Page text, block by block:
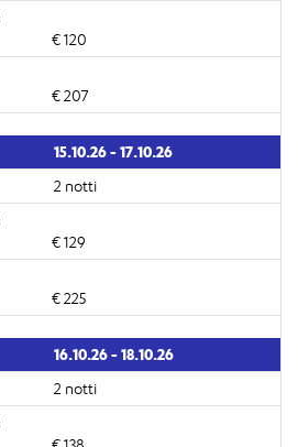
€ 120
€ 207
15.10.26 - 17.10.26
2 notti
€ 129
€ 225
16.10.26 - 18.10.26
2 notti